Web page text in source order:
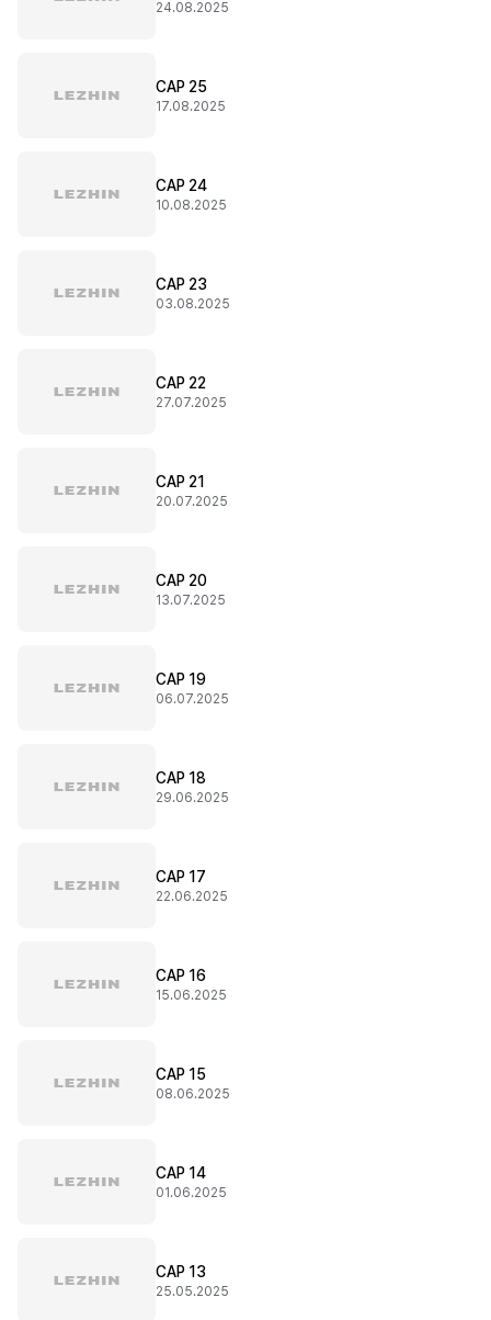
24.08.2025
CAP 25
17.08.2025
CAP 24
10.08.2025
CAP 23
03.08.2025
CAP 22
27.07.2025
CAP 21
20.07.2025
CAP 20
13.07.2025
CAP 19
06.07.2025
CAP 18
29.06.2025
CAP 17
22.06.2025
CAP 16
15.06.2025
CAP 15
08.06.2025
CAP 14
01.06.2025
CAP 13
25.05.2025